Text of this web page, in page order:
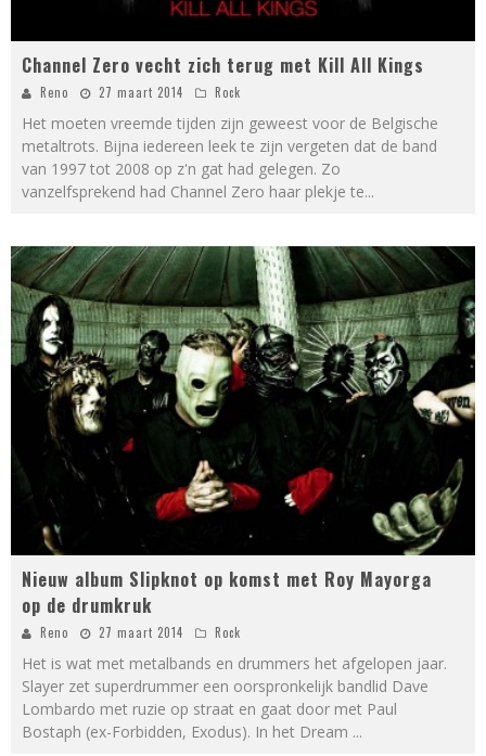
Channel Zero vecht zich terug met Kill All Kings
Reno 27 maart 2014 Rock
Het moeten vreemde tijden zijn geweest voor de Belgische
metaltrots. Bijna iedereen leek te zijn vergeten dat de band
van 1997 tot 2008 op z'n gat had gelegen. Zo
vanzelfsprekend had Channel Zero haar plekje te...
Nieuw album Slipknot op komst met Roy Mayorga
op de drumkruk
Reno 27 maart 2014 Rock
Het is wat met metalbands en drummers het afgelopen jaar.
Slayer zet superdrummer een oorspronkelijk bandlid Dave
Lombardo met ruzie op straat en gaat door met Paul
Bostaph (ex-Forbidden, Exodus). In het Dream ...